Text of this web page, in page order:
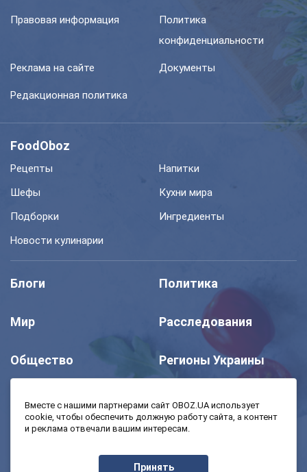
Правовая информация
Политика
конфиденциальности
Реклама на сайте Документы
Редакционная политика
FoodOboz
Рецепты
Напитки
Шефы
Кухни мира
Подборки
Ингредиенты
Новости кулинарии
Блоги Политика
Мир Расследования
Общество Регионы Украины
Шоу Спорт
Моя школа Авто
Вместе с нашими партнерами сайт OBOZ.UA использует
cookie, чтобы обеспечить должную работу сайта, а контент
и реклама отвечали вашим интересам.
Принять